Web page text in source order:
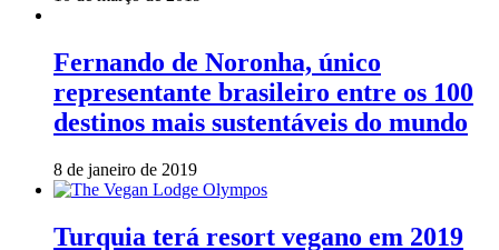
Fernando de Noronha, único
representante brasileiro entre os 100
destinos mais sustentáveis do mundo
8 de janeiro de 2019
Turquia terá resort vegano em 2019